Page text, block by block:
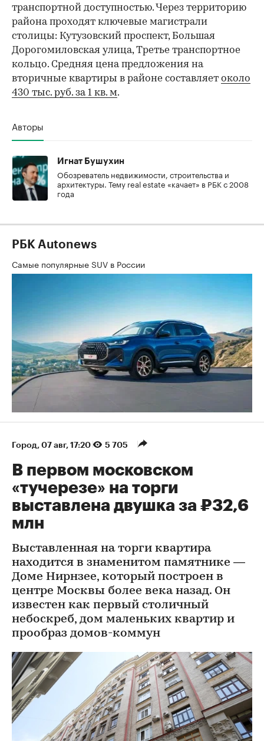
транспортной доступностью. Через территорию
района проходят ключевые магистрали
столицы: Кутузовский проспект, Большая
Дорогомиловская улица, Третье транспортное
кольцо. Средняя цена предложения на
вторичные квартиры в районе составляет около
430 тыс. руб. за 1 кв. м.
Авторы
Игнат Бушухин
Обозреватель недвижимости, строительства и
архитектуры. Тему real estate «качает» в РБК с 2008
года
РБК Autonews
Самые популярные SUV в России
Город⁠, 07 авг, 17:20 5 705
В первом московском
«тучерезе» на торги
выставлена двушка за ₽32,6
млн
Выставленная на торги квартира
находится в знаменитом памятнике —
Доме Нирнзее, который построен в
центре Москвы более века назад. Он
известен как первый столичный
небоскреб, дом маленьких квартир и
прообраз домов-коммун